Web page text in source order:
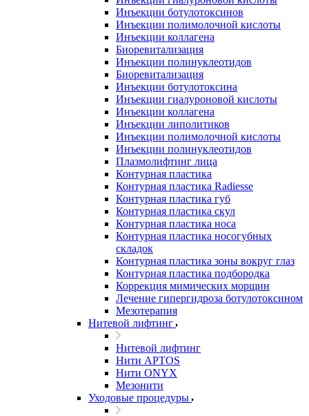
Инъекции ботулотоксинов
Инъекции полимолочной кислоты
Инъекции коллагена
Биоревитализация
Инъекции полинуклеотидов
Биоревитализация
Инъекции ботулотоксина
Инъекции гиалуроновой кислоты
Инъекции коллагена
Инъекции липолитиков
Инъекции полимолочной кислоты
Инъекции полинуклеотидов
Плазмолифтинг лица
Контурная пластика
Контурная пластика Radiesse
Контурная пластика губ
Контурная пластика скул
Контурная пластика носа
Контурная пластика носогубных
складок
Контурная пластика зоны вокруг глаз
Контурная пластика подбородка
Коррекция мимических морщин
Лечение гипергидроза ботулотоксином
Мезотерапия
Нитевой лифтинг
Нитевой лифтинг
Нити APTOS
Нити ONYX
Мезонити
Уходовые процедуры